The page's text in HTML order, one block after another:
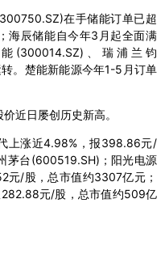
在手储能订单已超
海辰储能自今年3月起全面满
(300014.SZ)、瑞浦兰钧
。楚能新能源今年1-5月订单
近日屡创历史新高。
上涨近4.98%，报398.86元/
茅台(600519.SH)；阳光电源
元/股，总市值约3307亿元；
元/股，总市值约509亿